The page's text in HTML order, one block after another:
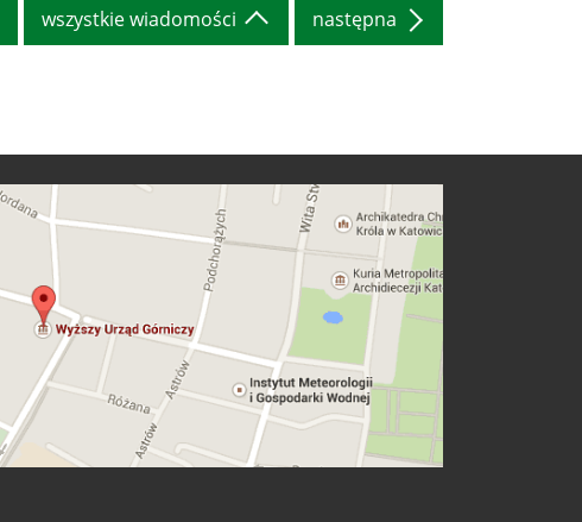
wszystkie wiadomości następna